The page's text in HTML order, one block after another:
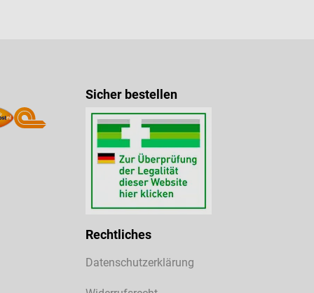
Sicher bestellen
Rechtliches
Datenschutzerklärung